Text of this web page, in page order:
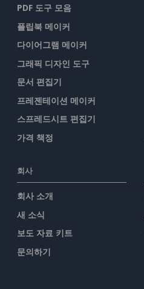
PDF 도구 모음
플립북 메이커
다이어그램 메이커
그래픽 디자인 도구
문서 편집기
프레젠테이션 메이커
스프레드시트 편집기
가격 책정
회사
회사 소개
새 소식
보도 자료 키트
문의하기